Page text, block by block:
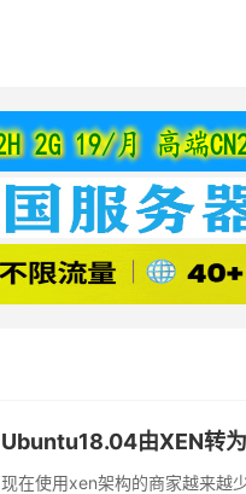
Ubuntu18.04由XEN转
现在使用xen架构的商家越来越